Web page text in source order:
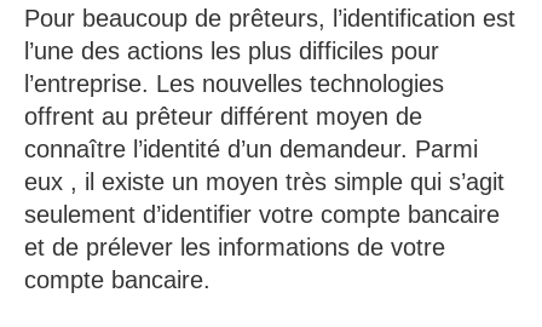
Pour beaucoup de prêteurs, l’identification est
l’une des actions les plus difficiles pour
l’entreprise. Les nouvelles technologies
offrent au prêteur différent moyen de
connaître l’identité d’un demandeur. Parmi
eux , il existe un moyen très simple qui s’agit
seulement d’identifier votre compte bancaire
et de prélever les informations de votre
compte bancaire.